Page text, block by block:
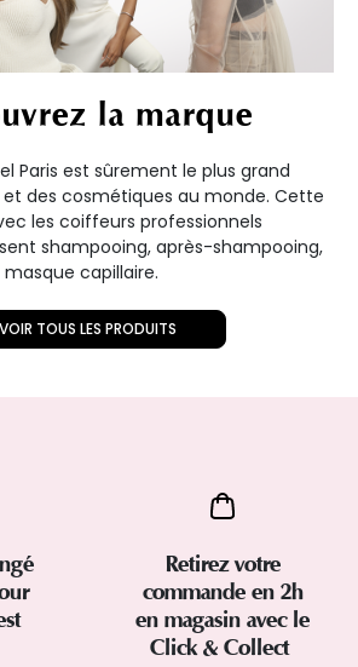
la marque
Paris est sûrement le plus grand
des cosmétiques au monde. Cette
les coiffeurs professionnels
shampooing, après-shampooing,
capillaire.
VOIR TOUS LES PRODUITS
Retirez votre
commande en 2h
en magasin avec le
Click & Collect